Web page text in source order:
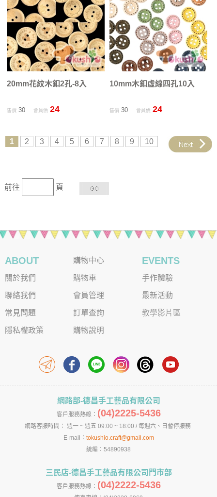
20mm花紋木釦2孔-8入
售價30 會員價 24
10mm木釦虛線四孔10入
售價 30 會員價 24
1 2 3 4 5 6 7 8 9 10
前往 頁
ABOUT
關於我們
聯絡我們
常見問題
隱私權政策
購物中心
購物車
會員管理
訂單查詢
購物說明
EVENTS
手作體驗
最新活動
教學影片區
網路部-德昌手工藝品有限公司
客戶服務熱線： (04)2225-5436
網路客服時間： 週一 ~ 週五 09:00 ~ 18:00 / 每週六、日暫停服務
E-mail： tokushio.craft@gmail.com
統編：54890938
三民店-德昌手工藝品有限公司門市部
客戶服務熱線： (04)2222-5436